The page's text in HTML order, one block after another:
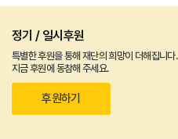
정기 / 일시후원
특별한 후원을 통해 재단의 희망이 더해집니다.
지금 후원에 동참해 주세요.
후원하기